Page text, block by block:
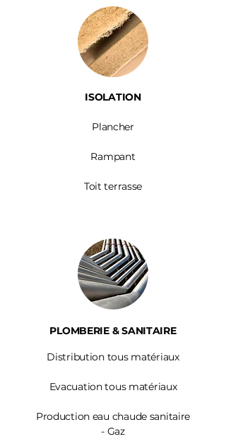
ISOLATION
Plancher
Rampant
Toit terrasse
PLOMBERIE & SANITAIRE
Distribution tous matériaux
Evacuation tous matériaux
Production eau chaude sanitaire
- Gaz